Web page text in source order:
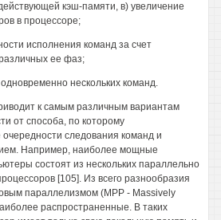
кэш-памяти, в) увеличение
в процессоре;
исполнения команд за счет
ее фаз;
нескольких команд.
к самым различным вариантам
от способа, по которому
следования команд и
Например, наиболее мощные
состоят из нескольких параллельно
[105]. Из всего разнообразия
параллелизмом (МРР - Massively
распространенные. В таких